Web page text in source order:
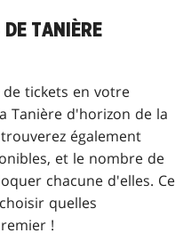
DE TANIÈRE
tickets en votre
Tanière d'horizon de la
également
et le nombre de
chacune d'elles. Ce
quelles
!